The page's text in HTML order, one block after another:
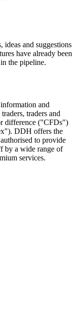
and suggestions
have already been
the pipeline.
and
traders and
difference ("CFDs")
DDH offers the
to provide
by a wide range of
services.